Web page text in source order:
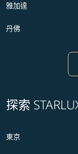
雅加達
丹佛
探索
東京